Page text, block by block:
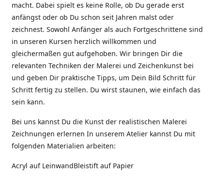
macht. Dabei spielt es keine Rolle, ob Du gerade erst
anfängst oder ob Du schon seit Jahren malst oder
zeichnest. Sowohl Anfänger als auch Fortgeschrittene sind
in unseren Kursen herzlich willkommen und
gleichermaßen gut aufgehoben. Wir bringen Dir die
relevanten Techniken der Malerei und Zeichenkunst bei
und geben Dir praktische Tipps, um Dein Bild Schritt für
Schritt fertig zu stellen. Du wirst staunen, wie einfach das
sein kann.
Bei uns kannst Du die Kunst der realistischen Malerei
Zeichnungen erlernen In unserem Atelier kannst Du mit
folgenden Materialien arbeiten:
Acryl auf LeinwandBleistift auf Papier